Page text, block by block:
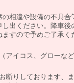
の相違や設備の不具合
出ください。降車後
すので予めご了承く
アイコス、グローな
断りしております、